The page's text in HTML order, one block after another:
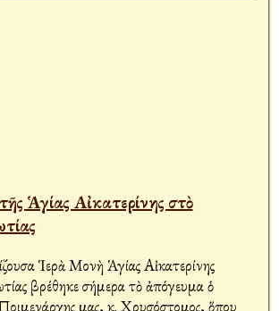
Ἁγίας Αἰκατερίνης στὸ
Ἱερὰ Μονὴ Ἁγίας Αἰκατερίνης
βρέθηκε σήμερα τὸ ἀπόγευμα ὁ
μας, κ. Χρυσόστομος, ὅπου